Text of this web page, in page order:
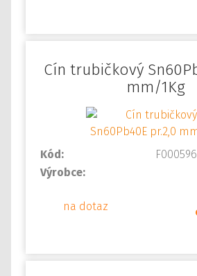
Cín trubičkový
mm/1Kg
Kód:
Výrobce:
na dotaz